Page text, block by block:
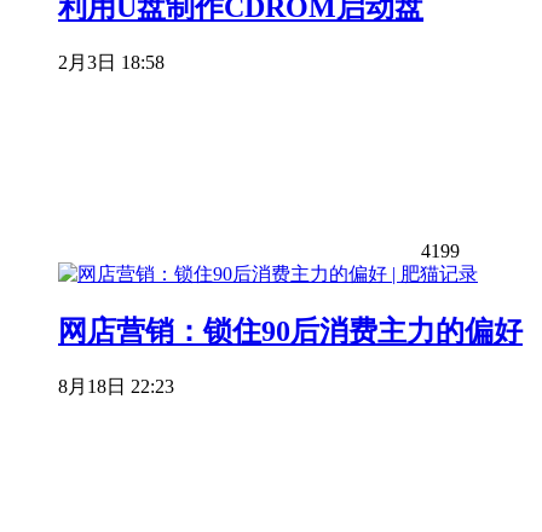
利用U盘制作CDROM启动盘
2月3日 18:58
4199
网店营销：锁住90后消费主力的偏好
8月18日 22:23